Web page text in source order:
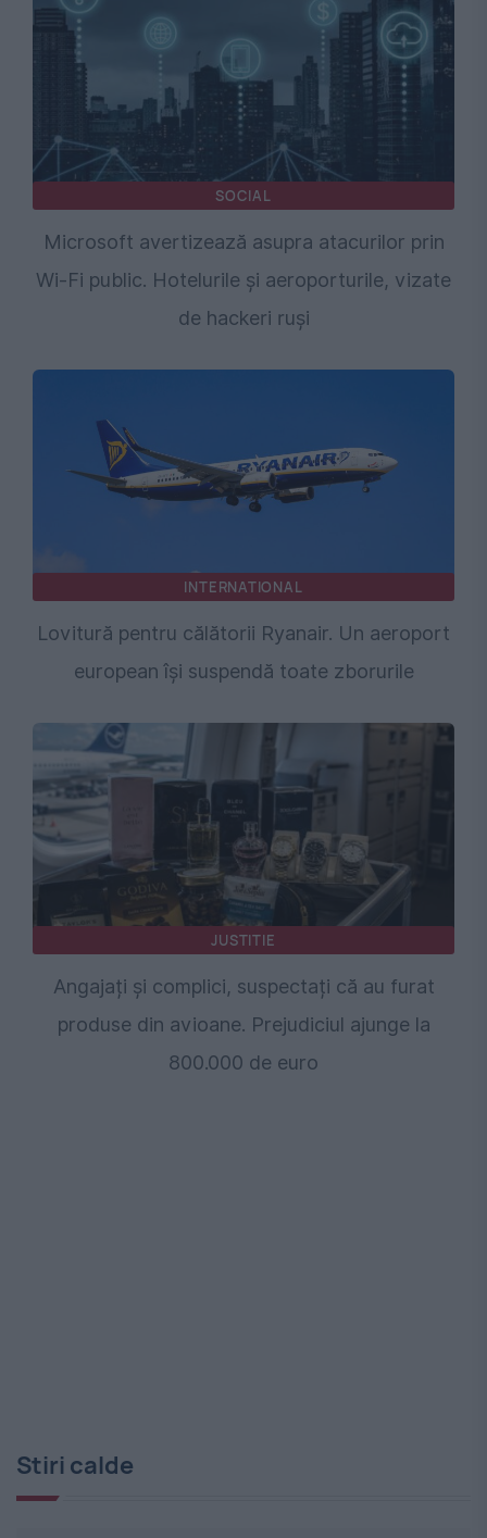
SOCIAL
Microsoft avertizează asupra atacurilor prin
Wi-Fi public. Hotelurile și aeroporturile, vizate
de hackeri ruși
INTERNATIONAL
Lovitură pentru călătorii Ryanair. Un aeroport
european își suspendă toate zborurile
JUSTITIE
Angajați și complici, suspectați că au furat
produse din avioane. Prejudiciul ajunge la
800.000 de euro
Stiri calde